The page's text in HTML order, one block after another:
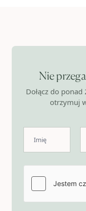
Nie
Dołącz do
otrzymuj